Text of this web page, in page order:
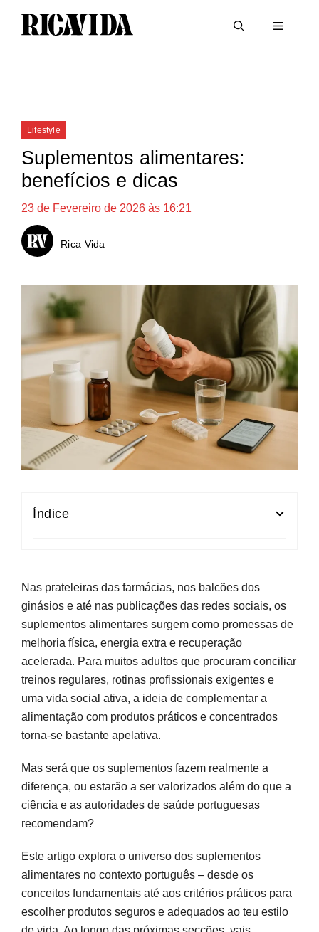
Categorias
Lifestyle
Suplementos alimentares:
benefícios e dicas
23 de Fevereiro de 2026 às 16:21
Rica Vida
Índice
Principais tipos para quem treina: proteína,
creatina e outros
Segurança, riscos e produtos a evitar
Como escolher suplementos em Portugal:
rótulos, lei e apoio profissional
Como cruzar informações com fontes oficiais
Decisões informadas para saúde sustentável
Fontes e referências
Nas prateleiras das farmácias, nos balcões dos
ginásios e até nas publicações das redes sociais, os
suplementos alimentares surgem como promessas de
melhoria física, energia extra e recuperação
acelerada. Para muitos adultos que procuram conciliar
treinos regulares, rotinas profissionais exigentes e
uma vida social ativa, a ideia de complementar a
alimentação com produtos práticos e concentrados
torna-se bastante apelativa.
Mas será que os suplementos fazem realmente a
diferença, ou estarão a ser valorizados além do que a
ciência e as autoridades de saúde portuguesas
recomendam?
Este artigo explora o universo dos suplementos
alimentares no contexto português – desde os
conceitos fundamentais até aos critérios práticos para
escolher produtos seguros e adequados ao teu estilo